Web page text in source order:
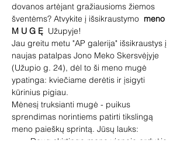
dovanos artėjant gražiausioms žiemos
šventėms? Atvykite į išsikraustymo meno
M U G Ę Užupyje!
Jau greitu metu "AP galerija" išsikraustys į
naujas patalpas Jono Meko Skersvėjyje
(Užupio g. 24), dėl to ši meno mugė
ypatinga: kviečiame derėtis ir įsigyti
kūrinius pigiau.
Mėnesį truksianti mugė - puikus
sprendimas norintiems patirti tikslingą
meno paieškų sprintą. Jūsų lauks:
Daug skirtingo meno vienoje erdvėje